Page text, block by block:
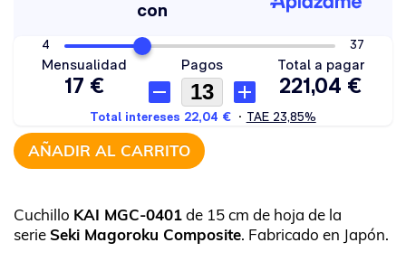
AÑADIR AL CARRITO
Cuchillo KAI MGC-0401de 15 cm de hoja de la
serieSeki Magoroku Composite. Fabricado en Japón.